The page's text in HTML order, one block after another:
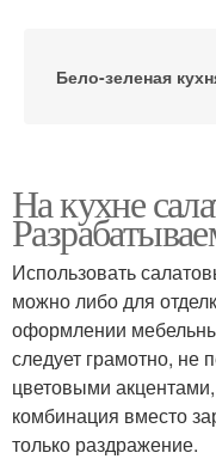
Бело-зеленая
Черно-зеленая
Бежевая кухня
На кухне
Использовать
можно либо для
оформлении
следует грамотно, не
цветовыми
комбинация вместо
только раздражение.